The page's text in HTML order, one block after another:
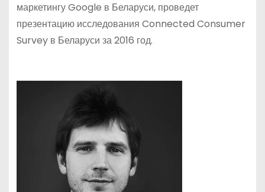
маркетингу Google в Беларуси, проведет
презентацию исследования Connected Consumer
Survey в Беларуси за 2016 год.